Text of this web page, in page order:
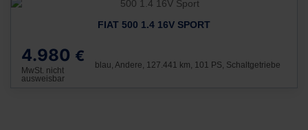
FIAT 500 1.4 16V SPORT
4.980 €
MwSt. nicht
ausweisbar
blau, Andere, 127.441 km, 101 PS, Schaltgetriebe